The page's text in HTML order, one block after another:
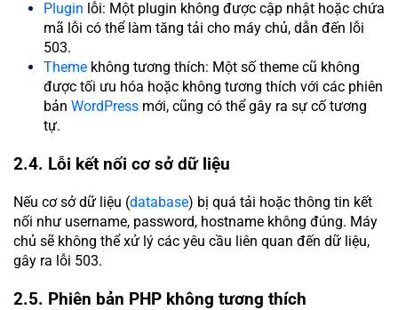
Plugin lỗi: Một plugin không được cập nhật hoặc chứa
mã lỗi có thể làm tăng tải cho máy chủ, dẫn đến lỗi
503.
Theme không tương thích: Một số theme cũ không
được tối ưu hóa hoặc không tương thích với các phiên
bản WordPress mới, cũng có thể gây ra sự cố tương
tự.
2.4. Lỗi kết nối cơ sở dữ liệu
Nếu cơ sở dữ liệu (database) bị quá tải hoặc thông tin kết
nối như username, password, hostname không đúng. Máy
chủ sẽ không thể xử lý các yêu cầu liên quan đến dữ liệu,
gây ra lỗi 503.
2.5. Phiên bản PHP không tương thích